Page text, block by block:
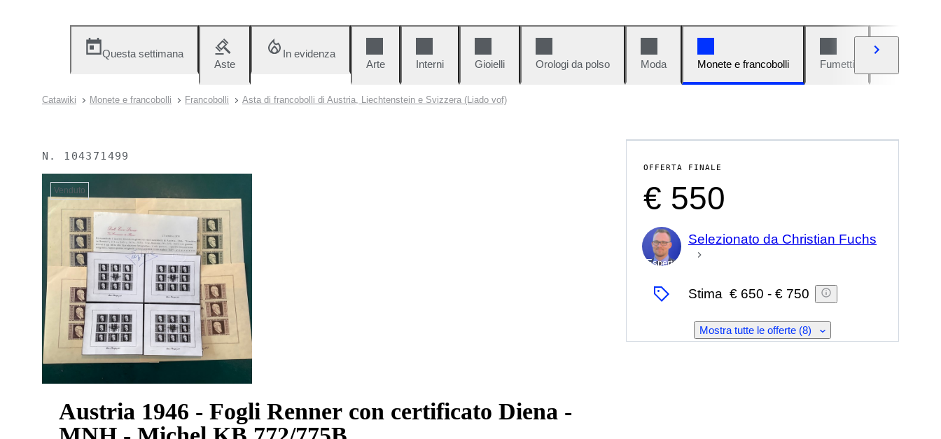
Questa settimana
Aste
In evidenza
Arte
Interni Gioielli Orologi da polso Moda Monete e francobolli Fumetti
Catawiki Monete e francobolli Francobolli Asta di francobolli di Austria, Liechtenstein e Svizzera (Liado vof)
N. 104371499
Venduto
Austria 1946 - Fogli Renner con certificato Diena -
OFFERTA FINALE
€ 550
Esperto
Selezionato da Christian Fuchs
Stima € 650 - € 750
Mostra tutte le offerte (8)